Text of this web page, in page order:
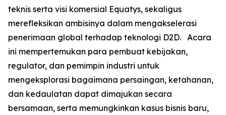
teknis serta visi komersial Equatys, sekaligus
merefleksikan ambisinya dalam mengakselerasi
penerimaan global terhadap teknologi D2D. Acara
ini mempertemukan para pembuat kebijakan,
regulator, dan pemimpin industri untuk
mengeksplorasi bagaimana persaingan, ketahanan,
dan kedaulatan dapat dimajukan secara
bersamaan, serta memungkinkan kasus bisnis baru,